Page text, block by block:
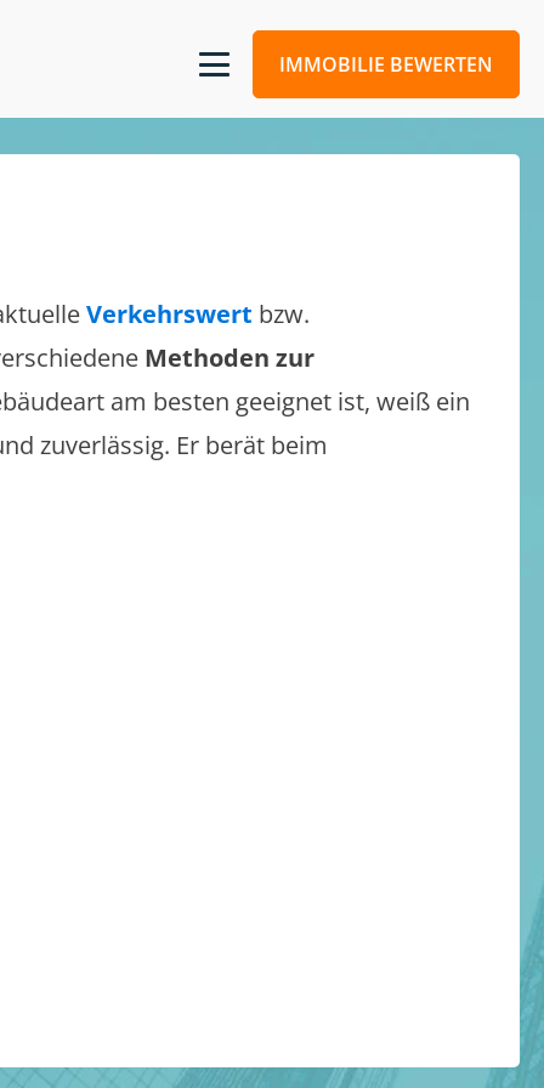
IMMOBILIE BEWERTEN
Verkehrswert bzw.
Methoden zur
am besten geeignet ist, weiß ein
zuverlässig. Er berät beim